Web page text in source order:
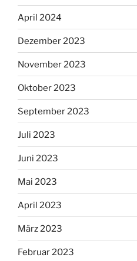
April 2024
Dezember 2023
November 2023
Oktober 2023
September 2023
Juli 2023
Juni 2023
Mai 2023
April 2023
März 2023
Februar 2023